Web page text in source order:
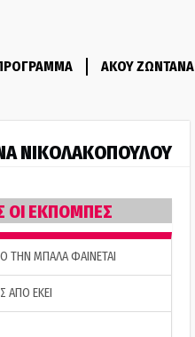
ΑΚΟΥ ΖΩΝΤΑΝΑ
ΝΙΚΟΛΑΚΟΠΟΥΛΟΥ
ΟΙ ΕΚΠΟΜΠΕΣ
ΤΗΝ ΜΠΑΛΑ ΦΑΙΝΕΤΑΙ
ΑΠΟ ΕΚΕΙ